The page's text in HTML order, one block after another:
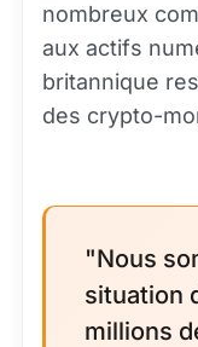
nombreux
aux actifs
britannique
des crypto-
"Nous
situation
millions